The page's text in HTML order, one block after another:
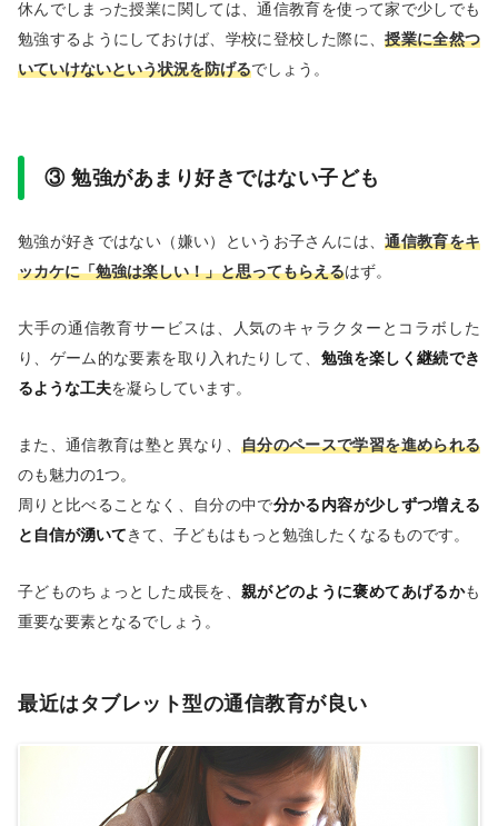
休んでしまった授業に関しては、通信教育を使って家で少しでも
勉強するようにしておけば、学校に登校した際に、授業に全然つ
いていけないという状況を防げるでしょう。
③ 勉強があまり好きではない子ども
勉強が好きではない（嫌い）というお子さんには、通信教育をキ
ッカケに「勉強は楽しい！」と思ってもらえるはず。
大手の通信教育サービスは、人気のキャラクターとコラボした
り、ゲーム的な要素を取り入れたりして、 勉強を楽しく継続でき
るような工夫を凝らしています。
また、通信教育は塾と異なり、 自分のペースで学習を進められる
のも魅力の1つ。
周りと比べることなく、自分の中で分かる内容が少しずつ増える
と自信が湧いてきて、子どもはもっと勉強したくなるものです。
子どものちょっとした成長を、 親がどのように褒めてあげるかも
重要な要素となるでしょう。
最近はタブレット型の通信教育が良い